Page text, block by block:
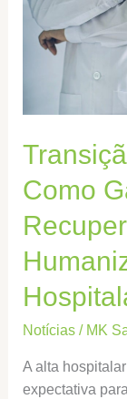
Como
Notícias/ MK
A alta
expectativa
Garantir
uma
Recuperação
Segura
Após
Alta
Hospitalar